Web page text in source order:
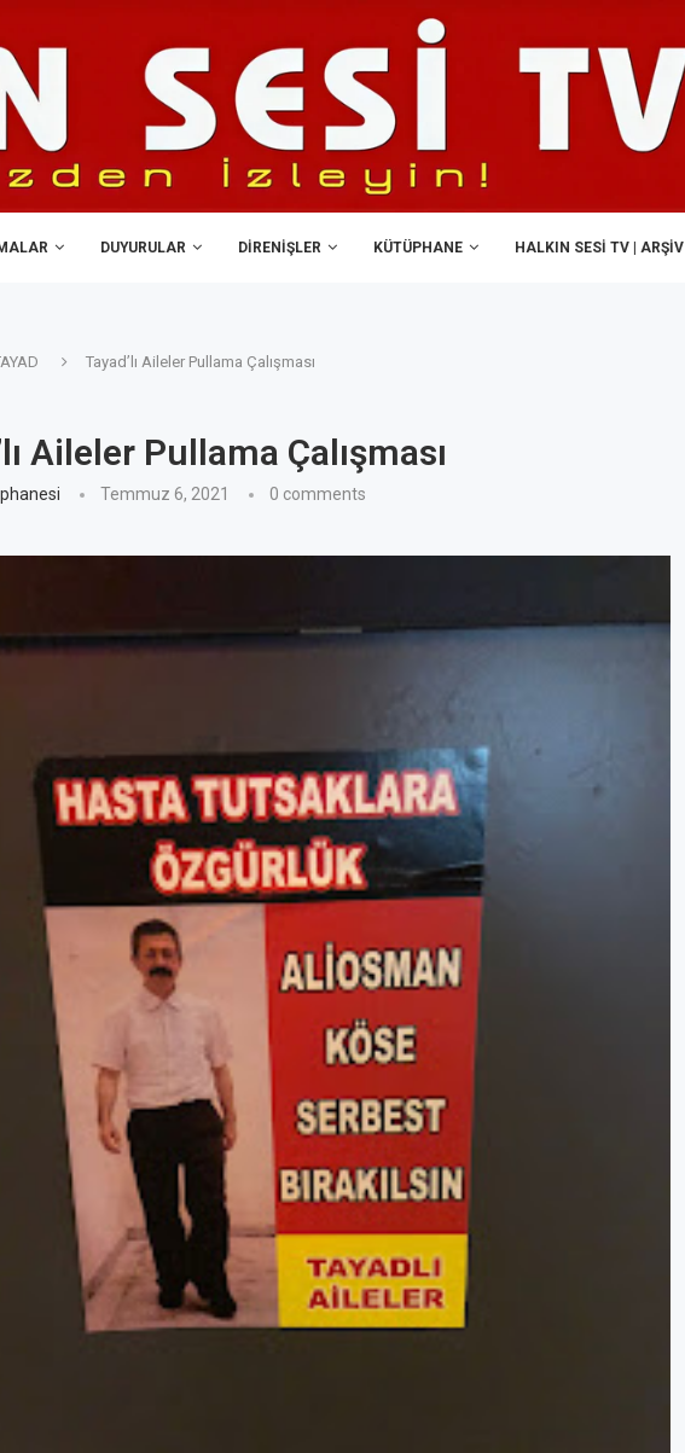
DUYURULAR DIRENIŞLER KÜTÜPHANE HALKIN SESI TV | ARŞİV
Tayad’lı Aileler Pullama Çalışması
Aileler Pullama Çalışması
Temmuz 6, 2021 0 comments